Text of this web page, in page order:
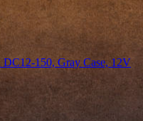
150, Gray Case, 12V